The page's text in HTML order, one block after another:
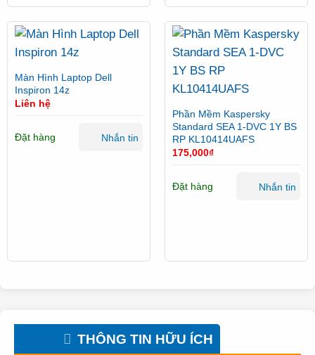
Màn Hình Laptop Dell
Inspiron 14z
Liên hệ
Đặt hàng Nhắn tin
Phần Mềm Kaspersky
Standard SEA 1-DVC 1Y BS
RP KL10414UAFS
175,000₫
Đặt hàng Nhắn tin
THÔNG TIN HỮU ÍCH